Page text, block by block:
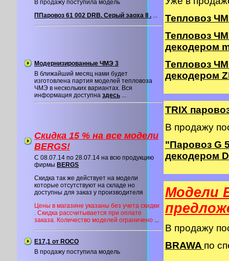
В продажу поступила модель
ППаровоз 61 002 DRB. Серый эаоха II . ...
Модернизированные ЧМЭ 3
В ближайший месяц нами будет
изготовлена партия моделей тепловоза
ЧМЭ в нескольких вариантах. Вся
информация доступна здесь ...
Скидка 15 % на все модели
BERGS!
C 08.07.14 по 28.07.14 на всю продукцию
фирмы BERGS
Скидка так же действует на модели
которые отсутствуют на складе но
доступны для заказ у производителя
Цены в магазине указаны без учета скидки
. Скидка рассчитывается при оплате
заказа. Количество моделей ограничено ...
Е17,1 от ROCO
В продажу поступила модель
Тепловоз
Тепловоз
декодером
Тепловоз
декодером
TRIX
В продажу
"Паровоз G
декодером
Модели
В продажу
BRAWA по